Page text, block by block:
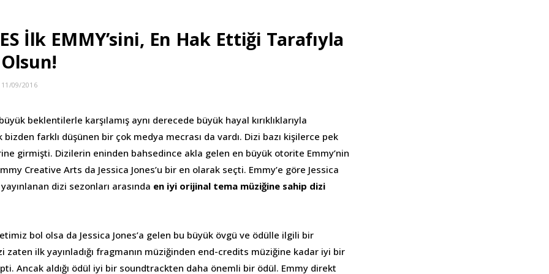
İlk EMMY’sini, En Hak Ettiği Tarafıyla
11/09/2016
beklentilerle karşılamış aynı derecede büyük hayal kırıklıklarıyla
bizden farklı düşünen bir çok medya mecrası da vardı. Dizi bazı kişilerce pek
girmişti. Dizilerin eninden bahsedince akla gelen en büyük otorite Emmy’nin
Creative Arts da Jessica Jones’u bir en olarak seçti. Emmy’e göre Jessica
dizi sezonları arasında en iyi orijinal tema müziğine sahip dizi
bol olsa da Jessica Jones’a gelen bu büyük övgü ve ödülle ilgili bir
zaten ilk yayınladığı fragmanın müziğinden end-credits müziğine kadar iyi bir
Ancak aldığı ödül iyi bir soundtrackten daha önemli bir ödül. Emmy direkt